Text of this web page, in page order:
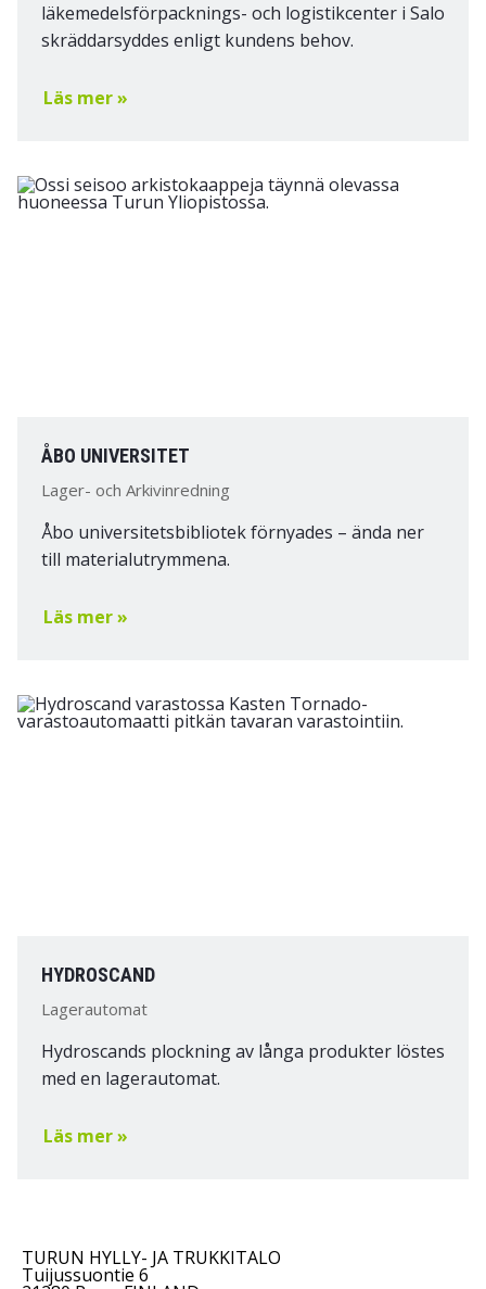
läkemedelsförpacknings- och logistikcenter i Salo
skräddarsyddes enligt kundens behov.
Läs mer »
ÅBO UNIVERSITET
Lager- och Arkivinredning
Åbo universitetsbibliotek förnyades – ända ner
till materialutrymmena.
Läs mer »
HYDROSCAND
Lagerautomat
Hydroscands plockning av långa produkter löstes
med en lagerautomat.
Läs mer »
TURUN HYLLY- JA TRUKKITALO
Tuijussuontie 6